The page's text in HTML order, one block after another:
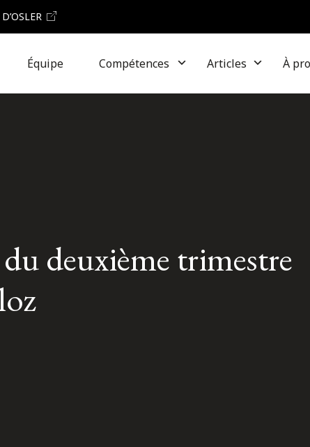
Équipe Compétences Articles À
deuxième trimestre